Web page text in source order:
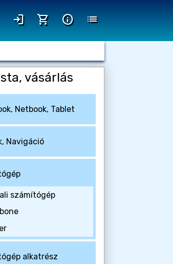
login shopping_cart info list
vásárlás
Netbook, Tablet
Navigáció
számítógép
alkatrész